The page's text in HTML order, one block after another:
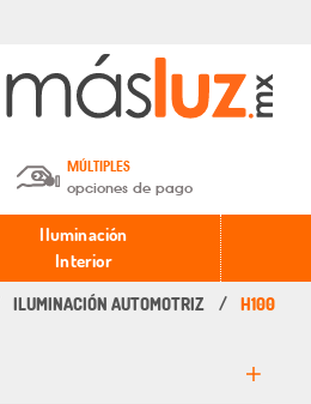
MÚLTIPLES
opciones de pago
Depósito en efectivo o Cheque y
Transferencia.
Iluminación
Interior
ILUMINACIÓN AUTOMOTRIZ H100